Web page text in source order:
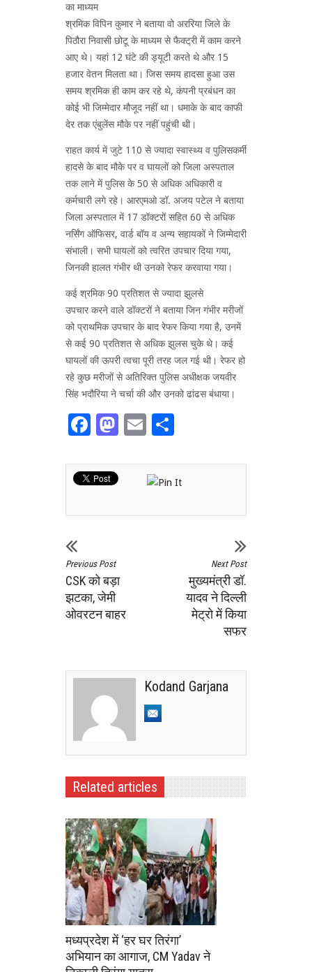
का माध्यम
श्रमिक विपिन कुमार ने बताया वो अररिया जिले के
पिठौरा निवासी छोटू के माध्यम से फैक्ट्री में काम करने
आए थे। यहां 12 घंटे की ड्यूटी करते थे और 15
हजार वेतन मिलता था। जिस समय हादसा हुआ उस
समय श्रमिक ही काम कर रहे थे, कंपनी प्रबंधन का
कोई भी जिम्मेदार मौजूद नहीं था। धमाके के बाद काफी
देर तक एंबुलेंस मौके पर नहीं पहुंची थी।
राहत कार्य में जुटे 110 से ज्यादा स्वास्थ्य व पुलिसकर्मी
हादसे के बाद मौके पर व घायलों को जिला अस्पताल
तक लाने में पुलिस के 50 से अधिक अधिकारी व
कर्मचारी लगे रहे। आरएमओ डॉ. अजय पटेल ने बताया
जिला अस्पताल में 17 डॉक्टरों सहित 60 से अधिक
नर्सिंग ऑफिसर, वार्ड बॉय व अन्य सहायकों ने जिम्मेदारी
संभाली। सभी घायलों को त्वरित उपचार दिया गया,
जिनकी हालत गंभीर थी उनको रेफर करवाया गया।
कई श्रमिक 90 प्रतिशत से ज्यादा झुलसे
उपचार करने वाले डॉक्टरों ने बताया जिन गंभीर मरीजों
को प्राथमिक उपचार के बाद रेफर किया गया है, उनमें
से कई 90 प्रतिशत से अधिक झुलस चुके थे। कई
घायलों की ऊपरी त्वचा पूरी तरह जल गई थी। रेफर हो
रहे कुछ मरीजों से अतिरिक्त पुलिस अधीक्षक जयवीर
सिंह भदौरिया ने चर्चा की और उनको ढांढस बंधाया।
Facebook
Mastodon
Email
Previous Post
CSK को बड़ा
झटका, जेमी
ओवरटन बाहर
Next Post
मुख्यमंत्री डॉ.
यादव ने दिल्ली
मेट्रो में किया
सफर
Kodand Garjana
Related articles
मध्यप्रदेश में ‘हर घर तिरंगा’
अभियान का आगाज, CM Yadav ने